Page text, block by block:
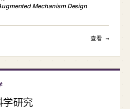
Mechanism Design
查看 →
学研究